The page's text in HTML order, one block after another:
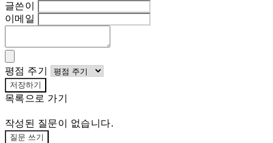
글쓴이
이메일
평점 주기
저장하기
목록으로 가기
작성된 질문이 없습니다.
질문 쓰기